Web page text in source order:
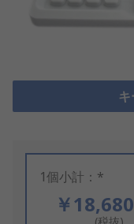
1個小計：*
￥